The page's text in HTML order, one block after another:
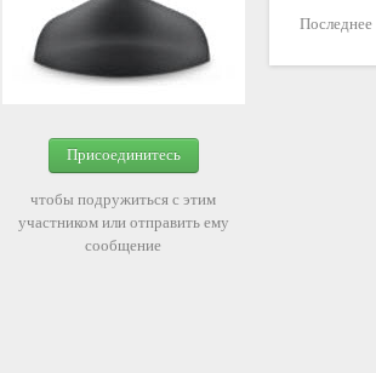
Присоединитесь
чтобы подружиться с этим
участником или отправить ему
сообщение